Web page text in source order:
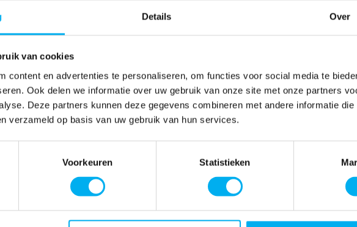
Details Over
van cookies
content en advertenties te personaliseren, om functies voor social media te
Ook delen we informatie over uw gebruik van onze site met onze partners
Deze partners kunnen deze gegevens combineren met andere informatie die
verzameld op basis van uw gebruik van hun services.
Voorkeuren Statistieken